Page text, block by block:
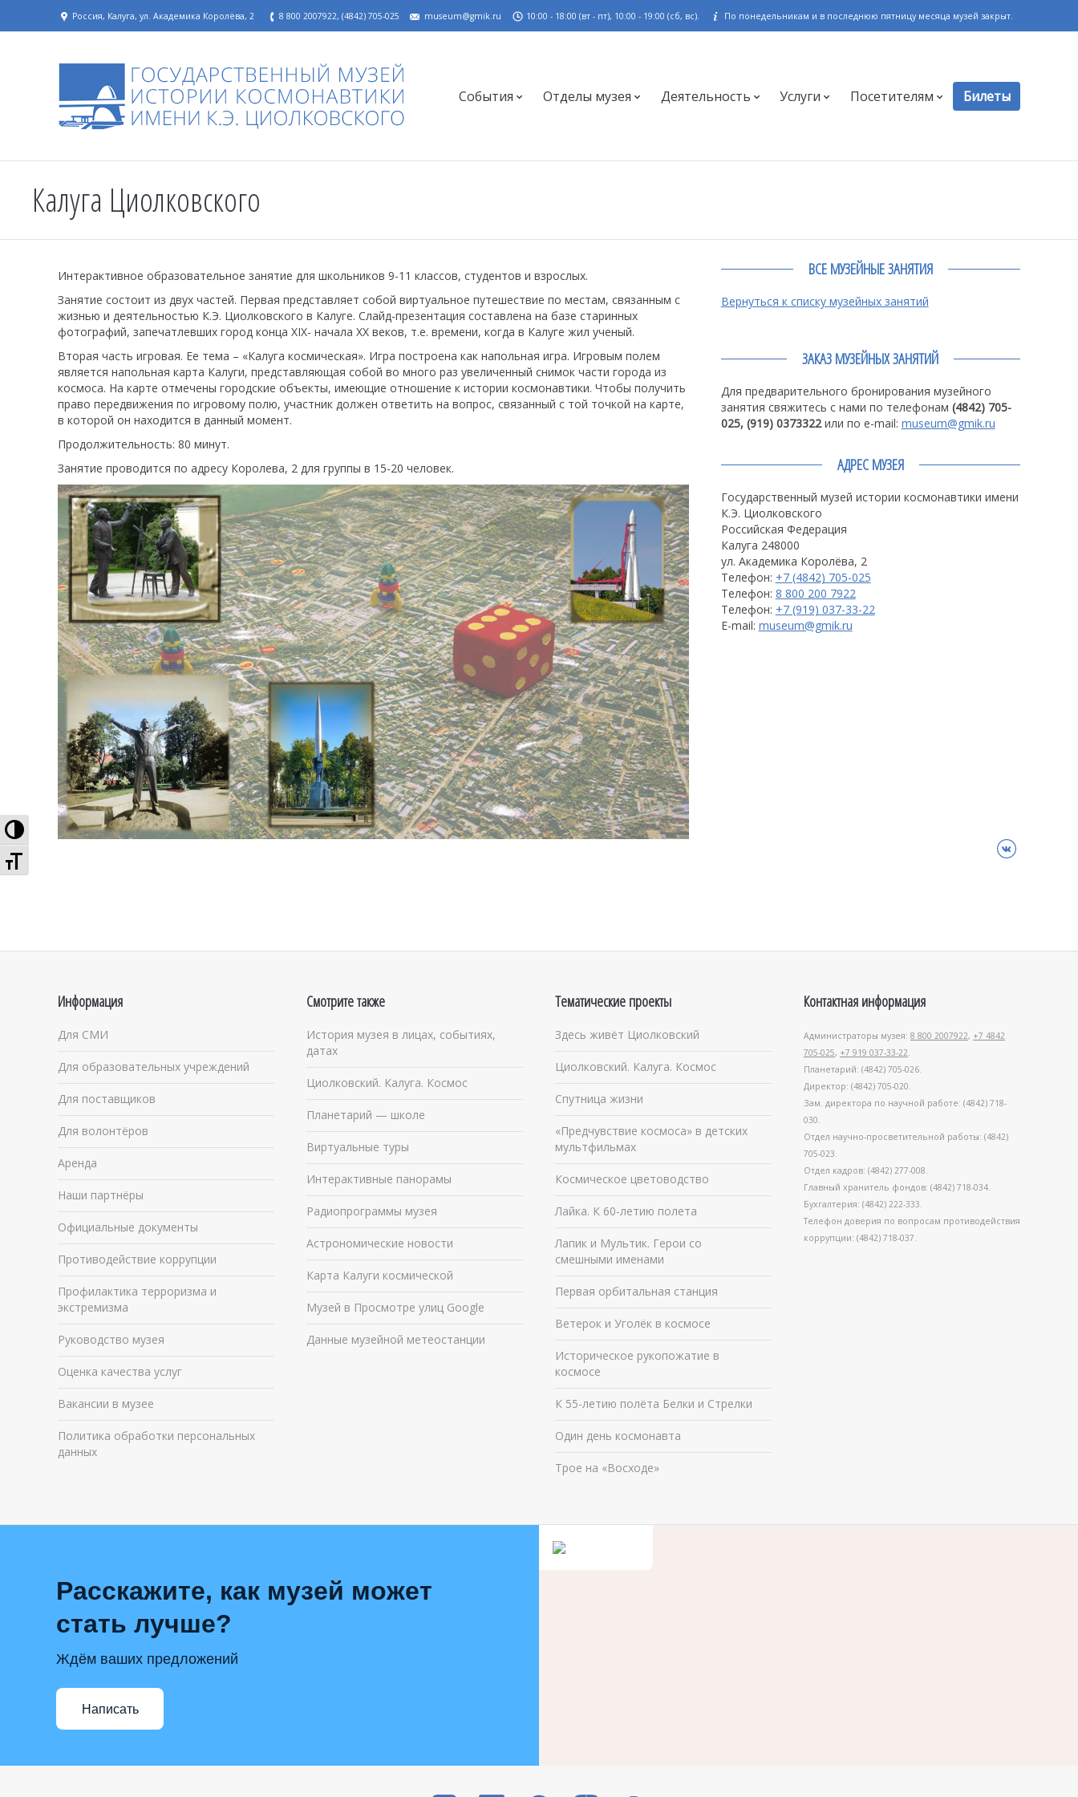
Высокая контрастность
Увеличенный шрифт
Россия, Калуга, ул. Академика Королёва, 2 8 800 2007922, (4842) 705-025 museum@gmik.ru 10:00 - 18:00 (вт - пт), 10:00 - 19:00 (сб, вс). По понедельникам и в последнюю пятницу месяца музей закрыт.
События Отделы музея Деятельность Услуги Посетителям Билеты
Калуга Циолковского
Интерактивное образовательное занятие для школьников 9-11 классов, студентов и взрослых.
Занятие состоит из двух частей. Первая представляет собой виртуальное путешествие по местам, связанным с
жизнью и деятельностью К.Э. Циолковского в Калуге. Слайд-презентация составлена на базе старинных
фотографий, запечатлевших город конца XIX- начала XX веков, т.е. времени, когда в Калуге жил ученый.
Вторая часть игровая. Ее тема – «Калуга космическая». Игра построена как напольная игра. Игровым полем
является напольная карта Калуги, представляющая собой во много раз увеличенный снимок части города из
космоса. На карте отмечены городские объекты, имеющие отношение к истории космонавтики. Чтобы получить
право передвижения по игровому полю, участник должен ответить на вопрос, связанный с той точкой на карте,
в которой он находится в данный момент.
Продолжительность: 80 минут.
Занятие проводится по адресу Королева, 2 для группы в 15-20 человек.
ВСЕ МУЗЕЙНЫЕ ЗАНЯТИЯ
Вернуться к списку музейных занятий
ЗАКАЗ МУЗЕЙНЫХ ЗАНЯТИЙ
Для предварительного бронирования музейного
занятия свяжитесь с нами по телефонам (4842) 705-
025, (919) 0373322или по e-mail: museum@gmik.ru
АДРЕС МУЗЕЯ
Государственный музей истории космонавтики имени
К.Э. Циолковского
Российская Федерация
Калуга 248000
ул. Академика Королёва, 2
Телефон: +7 (4842) 705-025
Телефон: 8 800 200 7922
Телефон: +7 (919) 037-33-22
E-mail: museum@gmik.ru
ВКонтакте
Информация
Для СМИ
Для образовательных учреждений
Для поставщиков
Для волонтёров
Аренда
Наши партнёры
Официальные документы
Противодействие коррупции
Профилактика терроризма и
экстремизма
Руководство музея
Оценка качества услуг
Вакансии в музее
Политика обработки персональных
данных
Смотрите также
История музея в лицах, событиях,
датах
Циолковский. Калуга. Космос
Планетарий — школе
Виртуальные туры
Интерактивные панорамы
Радиопрограммы музея
Астрономические новости
Карта Калуги космической
Музей в Просмотре улиц Google
Данные музейной метеостанции
Тематические проекты
Здесь живёт Циолковский
Циолковский. Калуга. Космос
Спутница жизни
«Предчувствие космоса» в детских
мультфильмах
Космическое цветоводство
Лайка. К 60-летию полета
Лапик и Мультик. Герои со
смешными именами
Первая орбитальная станция
Ветерок и Уголёк в космосе
Историческое рукопожатие в
космосе
К 55-летию полёта Белки и Стрелки
Один день космонавта
Трое на «Восходе»
Контактная информация
Администраторы музея: 8 800 2007922, +7 4842
705-025, +7 919 037-33-22.
Планетарий: (4842) 705-026.
Директор: (4842) 705-020.
Зам. директора по научной работе: (4842) 718-
030.
Отдел научно-просветительной работы: (4842)
705-023.
Отдел кадров: (4842) 277-008.
Главный хранитель фондов: (4842) 718-034.
Бухгалтерия: (4842) 222-333.
Телефон доверия по вопросам противодействия
коррупции: (4842) 718-037.
Расскажите, как музей может
стать лучше?
Ждём ваших предложений
Написать